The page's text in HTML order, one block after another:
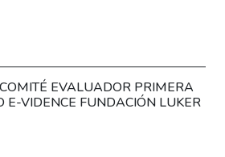
EVALUADOR PRIMERA
E-VIDENCE FUNDACIÓN LUKER